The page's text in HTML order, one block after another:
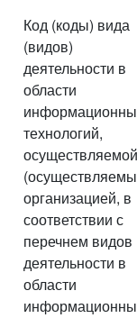
Код (коды) вида
(видов)
деятельности в
области
технологий,
осуществляемой
организацией, в
соответствии с
перечнем видов
деятельности в
области